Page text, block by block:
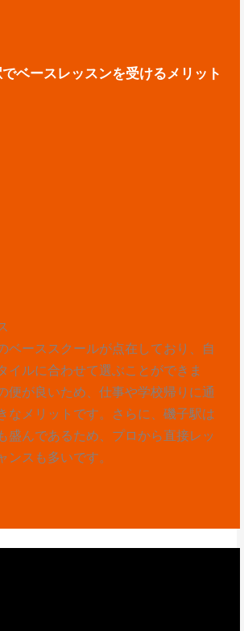
ベースレッスンを受けるメリット
ベーススクールが点在しており、自
イルに合わせて選ぶことができま
便が良いため、仕事や学校帰りに通
なメリットです。さらに、磯子駅は
盛んであるため、プロから直接レッ
ンスも多いです。